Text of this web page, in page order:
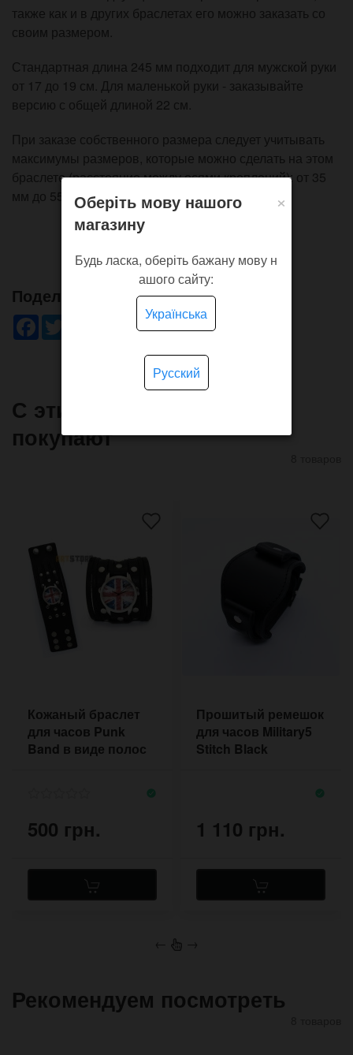
также как и в других браслетах его можно заказать со
своим размером.
Стандартная длина 245 мм подходит для мужской руки
от 17 до 19 см. Для маленькой руки - заказывайте
версию с общей длиной 22 см.
При заказе собственного размера следует учитывать
максимумы размеров, которые можно сделать на этом
браслете (расстояние между осями креплений): от 35
мм до 55 мм.
Поделись!
Facebook WhatsApp
ViberPinterestTelegram
С этим товаром часто
покупают
Кожаный браслет
для часов Punk
Band в виде полос
500 грн.
Прошитый ремешок
для часов Military5
Stitch Black
1 110 грн.
← →
Рекомендуем посмотреть
×
Оберіть мову нашого
магазину
Будь ласка, оберіть бажану мову н
ашого сайту:
Українська
Русский